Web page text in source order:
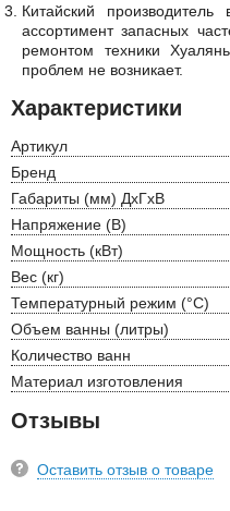
Китайский
ассортимент запасных
ремонтом техники
проблем не возникает.
Характеристики
Артикул
Бренд
Габариты (мм) ДхГхВ
Напряжение (В)
Мощность (кВт)
Вес (кг)
Температурный режим (°С)
Объем ванны (литры)
Количество ванн
Материал изготовления
Отзывы
Оставить отзыв о товаре